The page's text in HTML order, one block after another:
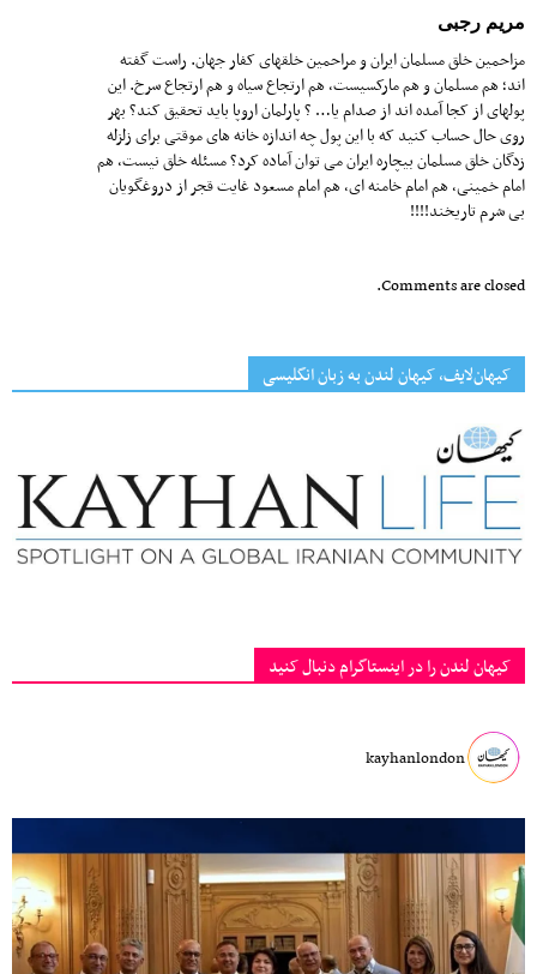
مریم رجبی
مزاحمین خلق مسلمان ایران و مراحمین خلقهای کفار جهان. راست گفته
اند؛ هم مسلمان و هم مارکسیست، هم ارتجاع سیاه و هم ارتجاع سرخ. این
پولهای از کجا آمده اند از صدام یا… ؟ پارلمان اروپا باید تحقیق کند؟ بهر
روی حال حساب کنید که با این پول چه اندازه خانه های موقتی برای زلزله
زدگان خلق مسلمان بیچاره ایران می توان آماده کرد؟ مسئله خلق نیست، هم
امام خمینی، هم امام خامنه ای، هم امام مسعود غایت قجر از دروغگویان
بی شرم تاریخند!!!!
Comments are closed.
کیهان‌لایف، کیهان لندن به زبان انگلیسی
کیهان لندن را در اینستاگرام دنبال کنید
kayhanlondon